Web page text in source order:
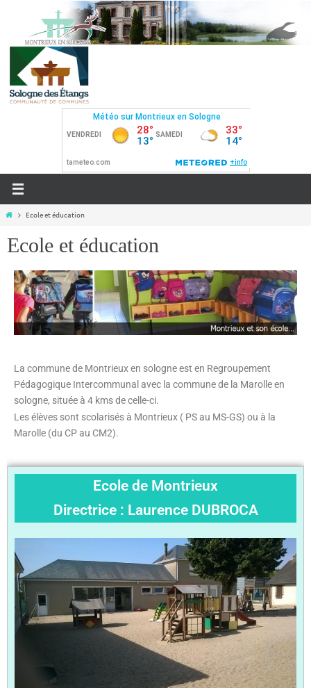
Ecole et éducation
Ecole et éducation
La commune de Montrieux en sologne est en Regroupement
Pédagogique Intercommunal avec la commune de la Marolle en
sologne, située à 4 kms de celle-ci.
Les élèves sont scolarisés à Montrieux ( PS au MS-GS) ou à la
Marolle (du CP au CM2).
Ecole de Montrieux
Directrice : Laurence DUBROCA